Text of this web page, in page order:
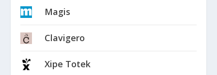
Magis
Clavigero
Xipe Totek